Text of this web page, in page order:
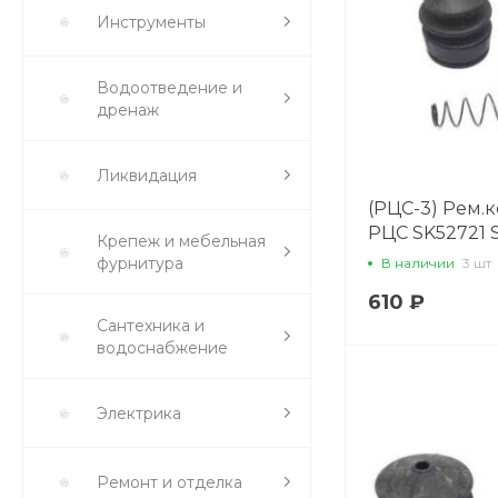
Инструменты
Водоотведение и
дренаж
Ликвидация
Крепеж и мебельная
фурнитура
Сантехника и
водоснабжение
Электрика
Ремонт и отделка
(РЦС-3)
РЦС SK52721
02613
В наличии 3 шт
610 ₽